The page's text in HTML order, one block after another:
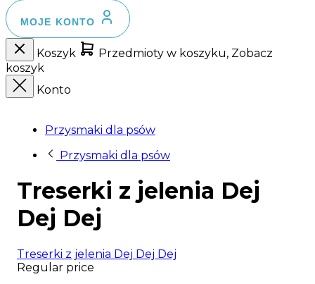
MOJE KONTO
Koszyk
Przedmioty w koszyku, Zobacz
koszyk
Konto
Przysmaki dla psów
Przysmaki dla psów
Treserki z jelenia Dej
Dej Dej
Treserki z jelenia Dej Dej Dej
Regular price